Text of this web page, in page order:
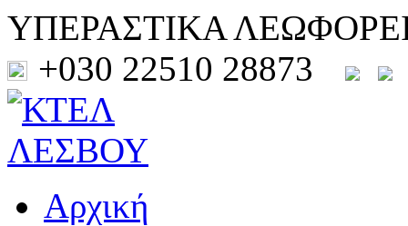
ΥΠΕΡΑΣΤΙΚΑ
+030 22510 28873
Αρχική